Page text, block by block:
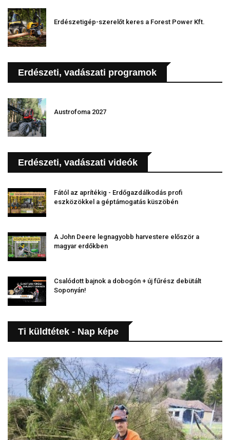
Erdészetigép-szerelőt keres a Forest Power Kft.
Erdészeti, vadászati programok
Austrofoma 2027
Erdészeti, vadászati videók
Fától az aprítékig - Erdőgazdálkodás profi
eszközökkel a géptámogatás küszöbén
A John Deere legnagyobb harvestere először a
magyar erdőkben
Csalódott bajnok a dobogón + új fűrész debütált
Soponyán!
Ti küldtétek - Nap képe